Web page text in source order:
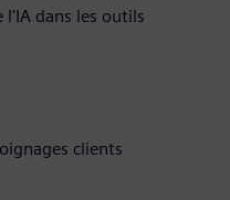
l'IA dans les outils
clients